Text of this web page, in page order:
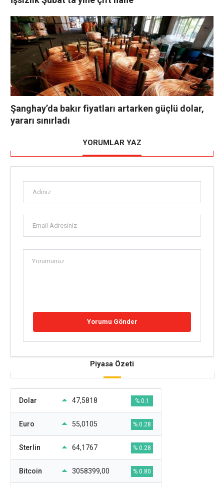
Şanghay’da bakır fiyatları artarken güçlü dolar,
yararı sınırladı
YORUMLAR YAZ
Piyasa Özeti
Dolar 47,5818 % 0.1
Euro 55,0105 % 0.28
Sterlin 64,1767 % 0.28
Bitcoin 3058399,00 % 0.80